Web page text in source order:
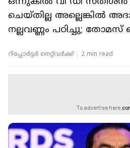
ചെയ്തില്ല അല്ലെങ്കില്‍
നല്ലവണ്ണം പഠിച്ചു;
റിപ്പോർട്ടർ നെറ്റ്‌വര്‍ക്ക്‌ 2 min read
To advertise here,